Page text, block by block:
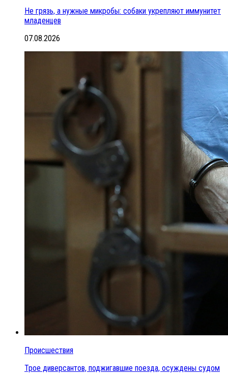
Не грязь, а нужные микробы: собаки укрепляют иммунитет
младенцев
07.08.2026
Происшествия
Трое диверсантов, поджигавшие поезда, осуждены судом